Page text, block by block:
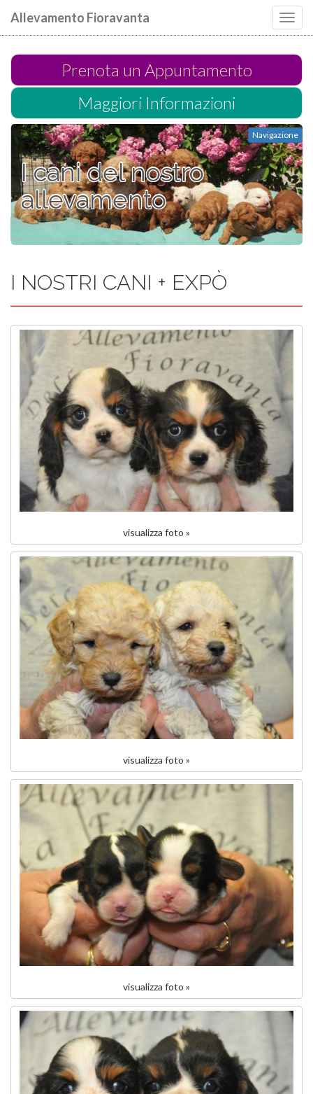
Allevamento Fioravanta
Prenota un Appuntamento
Maggiori Informazioni
Navigazione
I cani del nostro
allevamento
I NOSTRI CANI + EXPÒ
visualizza foto »
visualizza foto »
visualizza foto »